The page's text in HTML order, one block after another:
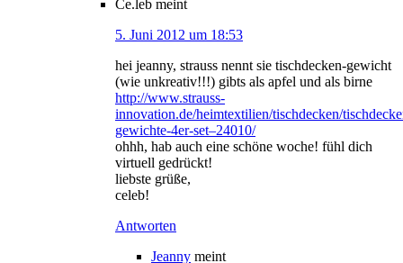
Ce.leb meint
5. Juni 2012 um 18:53
hei jeanny, strauss nennt sie tischdecken-gewicht
(wie unkreativ!!!) gibts als apfel und als birne
http://www.strauss-
innovation.de/heimtextilien/tischdecken/
gewichte-4er-set–24010/
ohhh, hab auch eine schöne woche! fühl dich
virtuell gedrückt!
liebste grüße,
celeb!
Antworten
Jeanny meint